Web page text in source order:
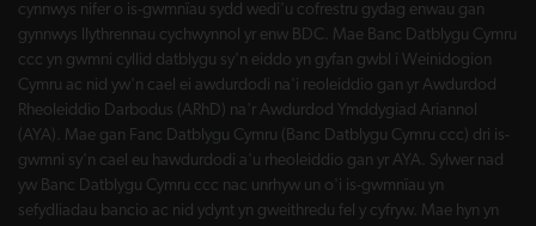
cynnwys nifer o is-gwmnïau sydd wedi'u cofrestru gydag enwau gan
gynnwys llythrennau cychwynnol yr enw BDC. Mae Banc Datblygu Cymru
ccc yn gwmni cyllid datblygu sy'n eiddo yn gyfan gwbl i Weinidogion
Cymru ac nid yw'n cael ei awdurdodi na'i reoleiddio gan yr Awdurdod
Rheoleiddio Darbodus (ARhD) na'r Awdurdod Ymddygiad Ariannol
(AYA). Mae gan Fanc Datblygu Cymru (Banc Datblygu Cymru ccc) dri is-
gwmni sy'n cael eu hawdurdodi a'u rheoleiddio gan yr AYA. Sylwer nad
yw Banc Datblygu Cymru ccc nac unrhyw un o'i is-gwmnïau yn
sefydliadau bancio ac nid ydynt yn gweithredu fel y cyfryw. Mae hyn yn